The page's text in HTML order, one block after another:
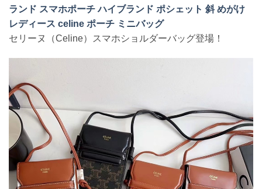
ランド スマホポーチ ハイブランド ポシェット 斜 めがけ
レディース celine ポーチ ミニバッグ
セリーヌ（Celine）スマホショルダーバッグ登場！